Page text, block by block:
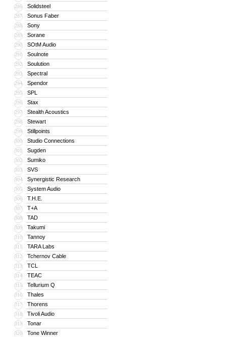
286 Solidsteel
287 Sonus Faber
288 Sony
289 Sorane
290 SOtM Audio
291 Soulnote
292 Soulution
293 Spectral
294 Spendor
295 SPL
296 Stax
297 Stealth Acoustics
298 Stewart
299 Stillpoints
300 Studio Connections
301 Sugden
302 Sumiko
303 SVS
304 Synergistic Research
305 System Audio
306 T.H.E.
307 T+A
308 TAD
309 Takumi
310 Tannoy
311 TARA Labs
312 Tchernov Cable
313 TCL
314 TEAC
315 Tellurium Q
316 Thales
317 Thorens
318 Tivoli Audio
319 Tonar
320 Tone Winner